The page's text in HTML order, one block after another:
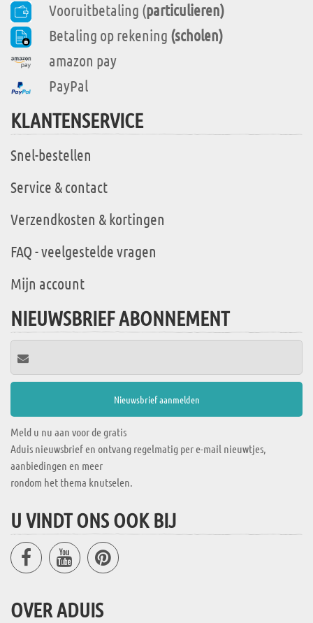
Vooruitbetaling (particulieren)
Betaling op rekening (scholen)
amazon pay
PayPal
KLANTENSERVICE
Snel-bestellen
Service & contact
Verzendkosten & kortingen
FAQ - veelgestelde vragen
Mijn account
NIEUWSBRIEF ABONNEMENT
Meld u nu aan voor de gratis
Aduis nieuwsbrief en ontvang regelmatig per e-mail nieuwtjes,
aanbiedingen en meer
rondom het thema knutselen.
U VINDT ONS OOK BIJ
OVER ADUIS